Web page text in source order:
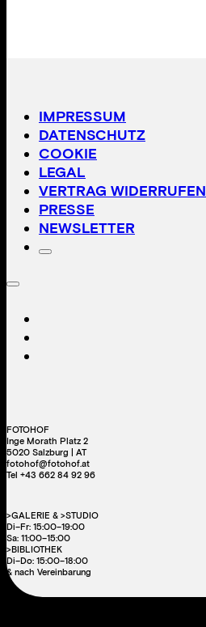
IMPRESSUM
DATENSCHUTZ
COOKIE
LEGAL
VERTRAG WIDERRUFEN
PRESSE
NEWSLETTER
FOTOHOF
Inge Morath Platz 2
5020 Salzburg | AT
fotohof@fotohof.at
Tel +43 662 84 92 96
>GALERIE & >STUDIO
Di–Fr: 15:00–19:00
Sa: 11:00–15:00
>BIBLIOTHEK
Di–Do: 15:00–18:00
& nach Vereinbarung